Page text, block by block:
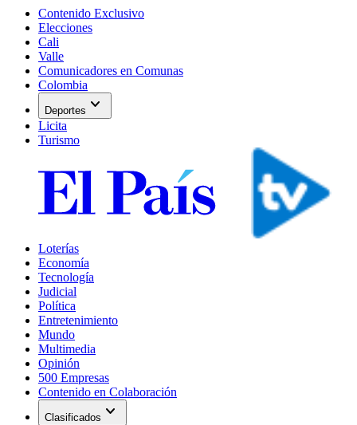
Contenido Exclusivo
Elecciones
Cali
Valle
Comunicadores en Comunas
Colombia
Deportes expand_more
Licita
Turismo
Loterías
Economía
Tecnología
Judicial
Política
Entretenimiento
Mundo
Multimedia
Opinión
500 Empresas
Contenido en Colaboración
Clasificados expand_more